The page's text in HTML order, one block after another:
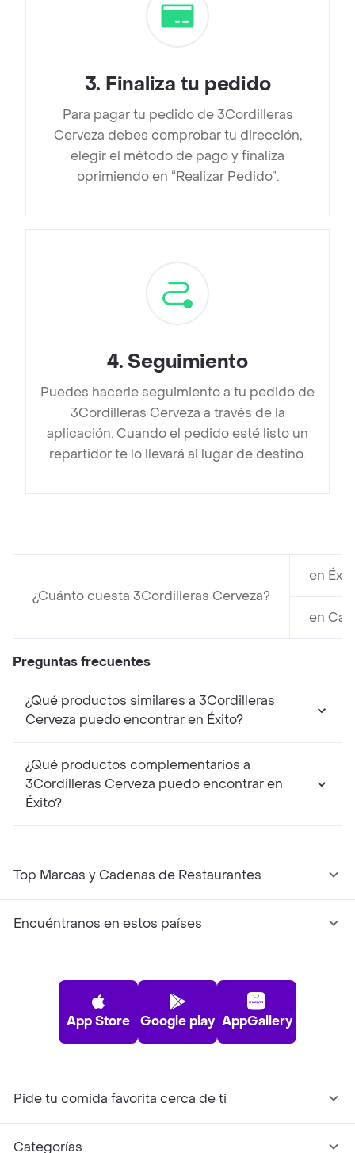
3. Finaliza tu pedido
Para pagar tu pedido de 3Cordilleras
Cerveza debes comprobar tu dirección,
elegir el método de pago y finaliza
oprimiendo en “Realizar Pedido”.
4. Seguimiento
Puedes hacerle seguimiento a tu pedido de
3Cordilleras Cerveza a través de la
aplicación. Cuando el pedido esté listo un
repartidor te lo llevará al lugar de destino.
¿Cuánto cuesta 3Cordilleras Cerveza?
en
en
Preguntas frecuentes
¿Qué productos similares a 3Cordilleras
Cerveza puedo encontrar en Éxito?
¿Qué productos complementarios a
3Cordilleras Cerveza puedo encontrar en
Éxito?
Top Marcas y Cadenas de Restaurantes
Encuéntranos en estos países
App Store Google play AppGallery
Pide tu comida favorita cerca de ti
Categorías